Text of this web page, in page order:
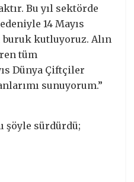
Bu yıl sektörde
14 Mayıs
kutluyoruz. Alın
tüm
Dünya Çiftçiler
sunuyorum.”
şöyle sürdürdü;